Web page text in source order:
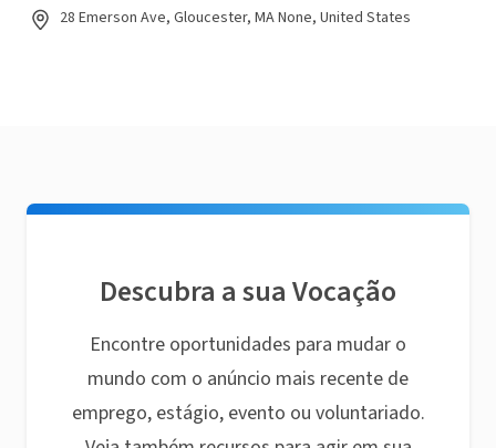
28 Emerson Ave, Gloucester, MA None, United States
Descubra a sua Vocação
Encontre oportunidades para mudar o
mundo com o anúncio mais recente de
emprego, estágio, evento ou voluntariado.